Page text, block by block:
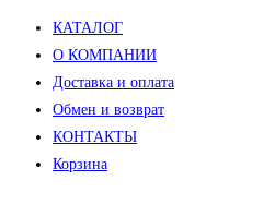
КАТАЛОГ
О КОМПАНИИ
Доставка и оплата
Обмен и возврат
КОНТАКТЫ
Корзина